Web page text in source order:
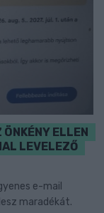
ELLEN
LEVELEZŐ
e-mail
maradékát.